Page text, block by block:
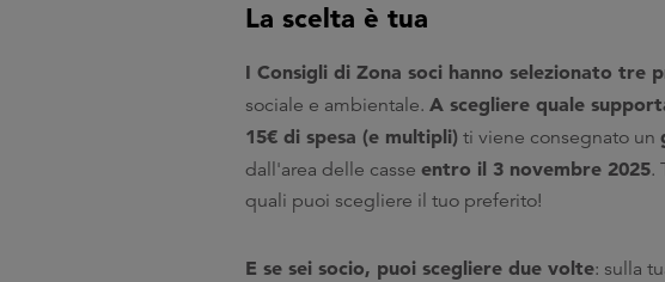
La scelta è tua
I Consigli di Zona soci hanno selezionato tre
sociale e ambientale. A scegliere quale
15€ di spesa (e multipli) ti viene consegnato un
dall'area delle casse entro il 3 novembre 2025.
quali puoi scegliere il tuo preferito!
E se sei socio, puoi scegliere due volte: sulla